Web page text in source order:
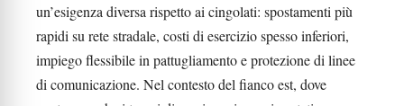
un’esigenza diversa rispetto ai cingolati: spostamenti più
rapidi su rete stradale, costi di esercizio spesso inferiori,
impiego flessibile in pattugliamento e protezione di linee
di comunicazione. Nel contesto del fianco est, dove